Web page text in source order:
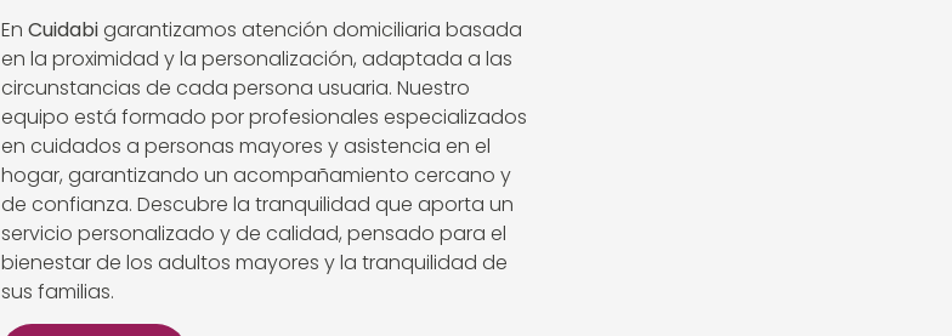
EnCuidabigarantizamos atención domiciliaria basada
en la proximidad y la personalización, adaptada a las
circunstancias de cada persona usuaria. Nuestro
equipo está formado por profesionales especializados
en cuidados a personas mayores y asistencia en el
hogar, garantizando un acompañamiento cercano y
de confianza. Descubre la tranquilidad que aporta un
servicio personalizado y de calidad, pensado para el
bienestar de los adultos mayores y la tranquilidad de
sus familias.